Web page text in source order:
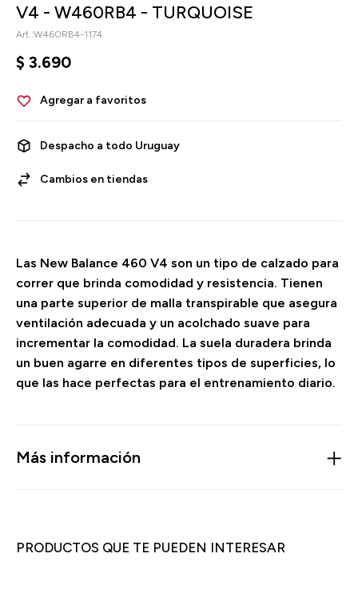
V4 - W460RB4 - TURQUOISE
W460RB4-1174
$ 3.690
Despacho a todo Uruguay
Cambios en tiendas
Las New Balance 460 V4 son un tipo de calzado para
correr que brinda comodidad y resistencia. Tienen
una parte superior de malla transpirable que asegura
ventilación adecuada y un acolchado suave para
incrementar la comodidad. La suela duradera brinda
un buen agarre en diferentes tipos de superficies, lo
que las hace perfectas para el entrenamiento diario.
Más información
PRODUCTOS QUE TE PUEDEN INTERESAR